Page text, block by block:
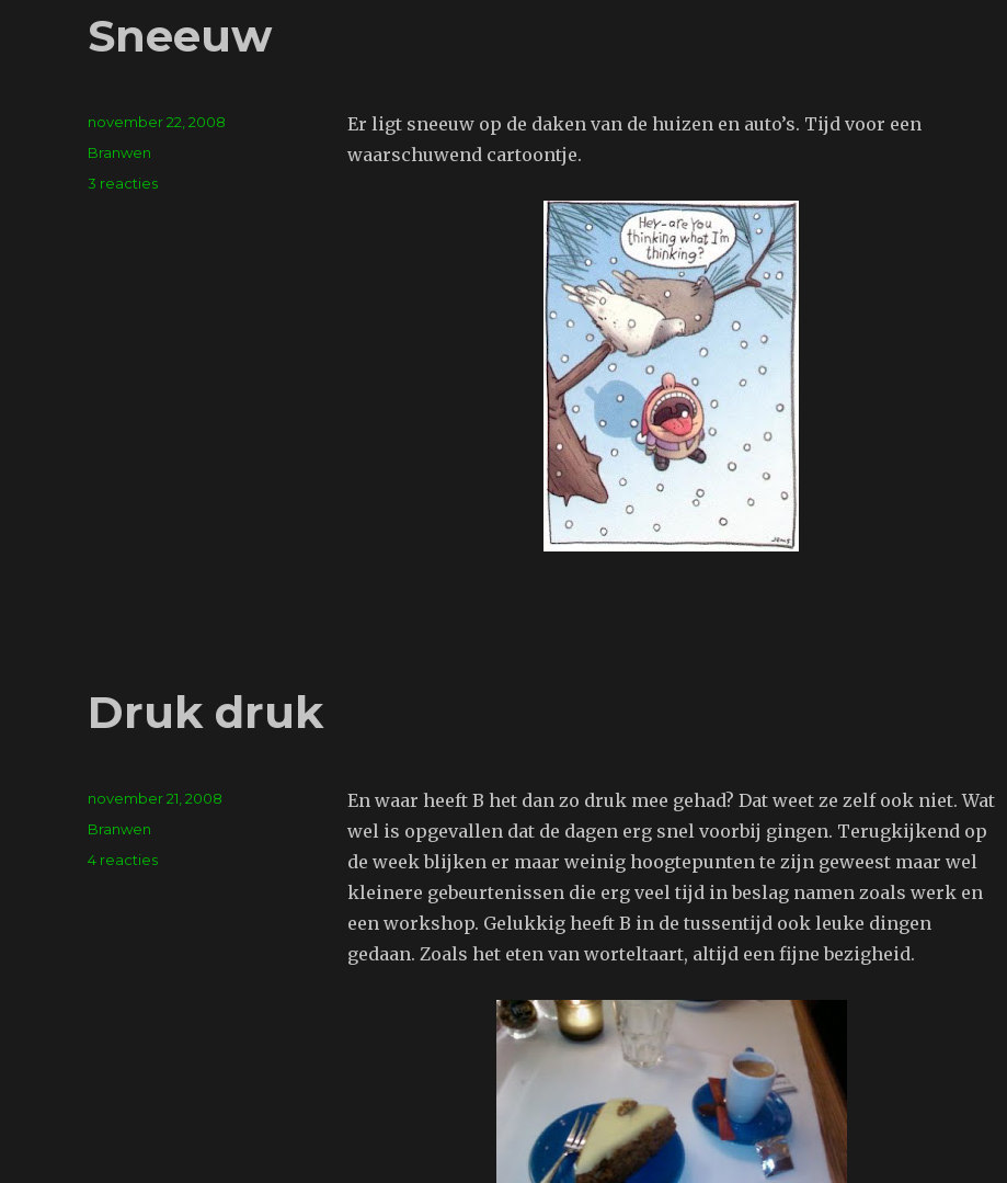
Sneeuw
Er ligt sneeuw op de daken van de huizen en auto’s. Tijd voor een
waarschuwend cartoontje.
Geplaatst
november 22, 2008
Tags
Branwen
3 reactiesop
Druk druk
En waar heeft B het dan zo druk mee gehad? Dat weet ze zelf ook niet. Wat
wel is opgevallen dat de dagen erg snel voorbij gingen. Terugkijkend op
de week blijken er maar weinig hoogtepunten te zijn geweest maar wel
kleinere gebeurtenissen die erg veel tijd in beslag namen zoals werk en
een workshop. Gelukkig heeft B in de tussentijd ook leuke dingen
gedaan. Zoals het eten van worteltaart, altijd een fijne bezigheid.
Geplaatst
november 21, 2008
Tags
Branwen
4 reactiesop